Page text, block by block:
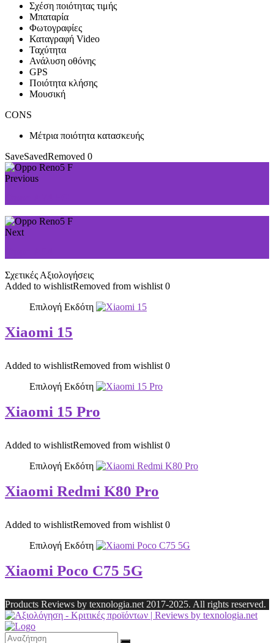
Σχέση ποιότητας τιμής
Μπαταρία
Φωτογραφίες
Καταγραφή Video
Ταχύτητα
Ανάλυση οθόνης
GPS
Ποιότητα κλήσης
Μουσική
CONS
Μέτρια ποιότητα κατασκευής
SaveSavedRemoved 0
Previous
Next
Σχετικές Αξιολογήσεις
Added to wishlistRemoved from wishlist 0
Επιλογή Εκδότη
Xiaomi 15
Added to wishlistRemoved from wishlist 0
Επιλογή Εκδότη
Xiaomi 15 Pro
Added to wishlistRemoved from wishlist 0
Επιλογή Εκδότη
Xiaomi Redmi K80 Pro
Added to wishlistRemoved from wishlist 0
Επιλογή Εκδότη
Xiaomi Poco C75 5G
Products Reviews by texnologia.net 2017-2025. All rights reserved.